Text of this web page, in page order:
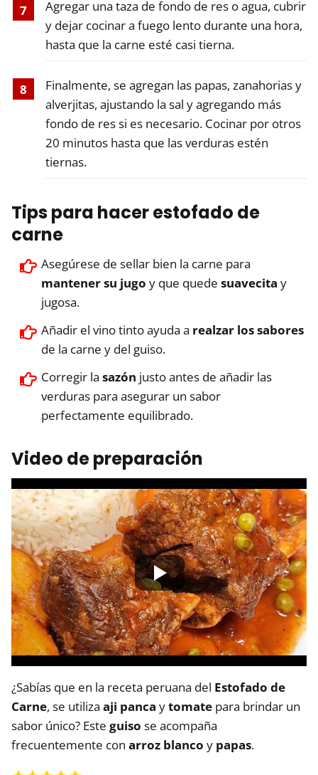
Agregar una taza de fondo de res o agua, cubrir
y dejar cocinar a fuego lento durante una hora,
hasta que la carne esté casi tierna.
Finalmente, se agregan las papas, zanahorias y
alverjitas, ajustando la sal y agregando más
fondo de res si es necesario. Cocinar por otros
20 minutos hasta que las verduras estén
tiernas.
Tips para hacer estofado de
carne
Asegúrese de sellar bien la carne para
mantener su jugo y que quede suavecita y
jugosa.
Añadir el vino tinto ayuda a realzar los sabores
de la carne y del guiso.
Corregir la sazón justo antes de añadir las
verduras para asegurar un sabor
perfectamente equilibrado.
Video de preparación
¿Sabías que en la receta peruana del Estofado de
Carne, se utiliza aji panca ytomate para brindar un
sabor único? Este guiso se acompaña
frecuentemente con arroz blanco y papas.